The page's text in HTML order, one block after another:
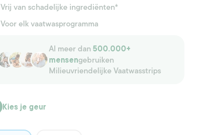
Vrij van schadelijke ingrediënten*
Voor elk vaatwasprogramma
Al meer dan500.000+
mensengebruiken
Milieuvriendelijke Vaatwasstrips
Kies je geur